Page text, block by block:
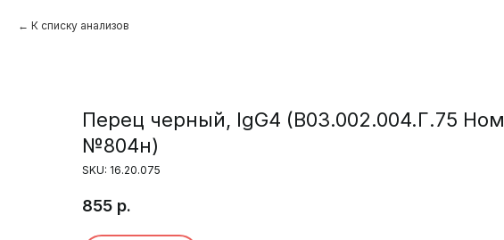
К списку анализов
Перец черный, IgG4 (B03.002.004.Г.75
№804н)
SKU: 16.20.075
855 р.